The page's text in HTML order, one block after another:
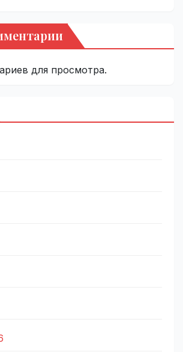
для просмотра.